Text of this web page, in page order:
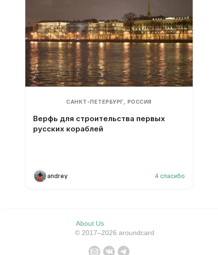
САНКТ-ПЕТЕРБУРГ, РОССИЯ
Верфь для строительства первых
русских кораблей
andrey 4 спасибо
About Us
© 2017–2026 aroundcard